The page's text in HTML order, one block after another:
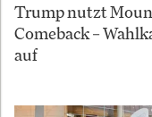
Trump nutzt
Comeback –
auf